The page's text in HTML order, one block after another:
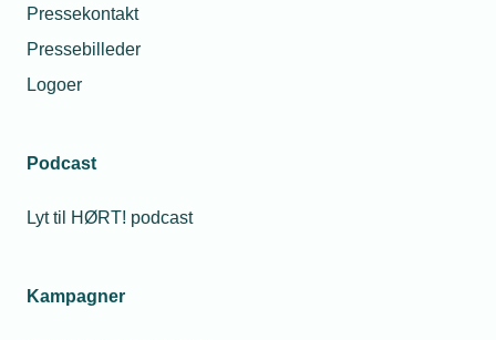
Pressekontakt
Pressebilleder
Logoer
Podcast
Lyt til HØRT! podcast
Kampagner